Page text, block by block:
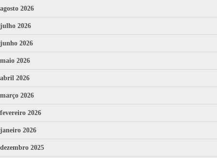
agosto 2026
julho 2026
junho 2026
maio 2026
abril 2026
março 2026
fevereiro 2026
janeiro 2026
dezembro 2025